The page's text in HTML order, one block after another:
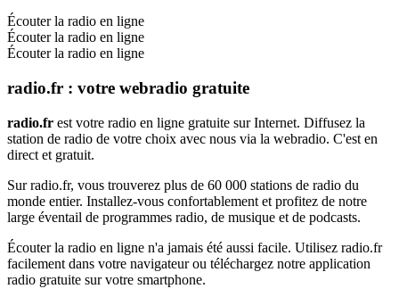
Écouter la radio en ligne
Écouter la radio en ligne
Écouter la radio en ligne
radio.fr : votre webradio gratuite
radio.fr est votre radio en ligne gratuite sur Internet. Diffusez la
station de radio de votre choix avec nous via la webradio. C'est en
direct et gratuit.
Sur radio.fr, vous trouverez plus de 60 000 stations de radio du
monde entier. Installez-vous confortablement et profitez de notre
large éventail de programmes radio, de musique et de podcasts.
Écouter la radio en ligne n'a jamais été aussi facile. Utilisez radio.fr
facilement dans votre navigateur ou téléchargez notre application
radio gratuite sur votre smartphone.